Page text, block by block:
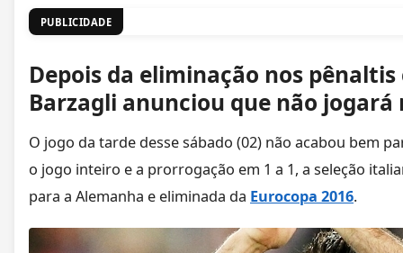
PUBLICIDADE
Depois da eliminação nos
Barzagli anunciou que não jogará
O jogo da tarde desse sábado (02) não acabou bem
o jogo inteiro e a prorrogação em 1 a 1, a seleção
para a Alemanha e eliminada da Eurocopa 2016.